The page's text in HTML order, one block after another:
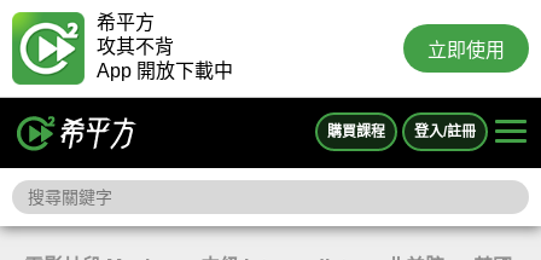
希平方
攻其不背
App 開放下載中
立即使用
購買課程 登入/註冊